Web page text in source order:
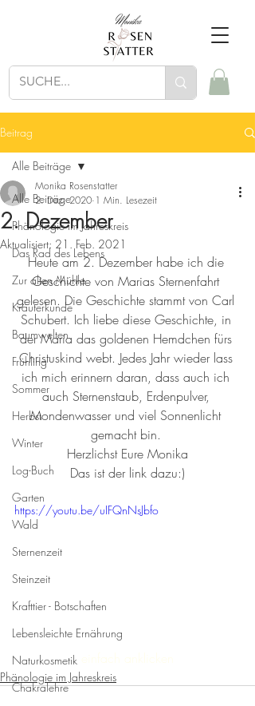
Beitrag
Alle Beiträge
Phänologie im Jahreskreis
Das Rad des Lebens
Zur alten Mühle
Kräuterkunde
Baumwelten
Frühling
Sommer
Herbst
Winter
Log-Buch
Garten
Wald
Sternenzeit
Steinzeit
Krafttier - Botschaften
Lebensleichte Ernährung
Naturkosmetik
Chakralehre
Alle Beiträge
2. Dezember
Monika Rosenstatter
2. Dez. 2020 1 Min. Lesezeit
Aktualisiert: 21. Feb. 2021
Heute am 2. Dezember habe ich die
Geschichte von Marias Sternenfahrt
gelesen. Die Geschichte stammt von Carl
Schubert. Ich liebe diese Geschichte, in
der Maria das goldenen Hemdchen fürs
Christuskind webt. Jedes Jahr wieder lass
ich mich erinnern daran, dass auch ich
auch Sternenstaub, Erdenpulver,
Mondenwasser und viel Sonnenlicht
gemacht bin.
Herzlichst Eure Monika
Das ist der link dazu:)
https://youtu.be/uIFQnNsJbfo
Phänologie im Jahreskreis